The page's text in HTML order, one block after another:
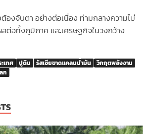
งจับตา อย่างต่อเนื่อง ท่ามกลางความไม่
ต่อทั้งภูมิภาค และเศรษฐกิจในวงกว้าง
เทศ ปูติน รัสเซียขาดแคลนน้ำมัน
วิกฤตพลังงาน
ก